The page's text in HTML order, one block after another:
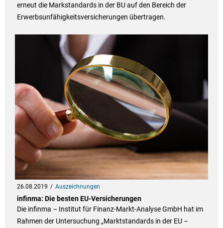
erneut die Markstandards in der BU auf den Bereich der
Erwerbsunfähigkeitsversicherungen übertragen.
26.08.2019 Auszeichnungen
infinma: Die besten EU-Versicherungen
Die infinma – Institut für Finanz-Markt-Analyse GmbH hat im
Rahmen der Untersuchung „Marktstandards in der EU –